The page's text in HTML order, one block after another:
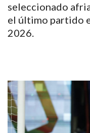
seleccionado
el último partido
2026.